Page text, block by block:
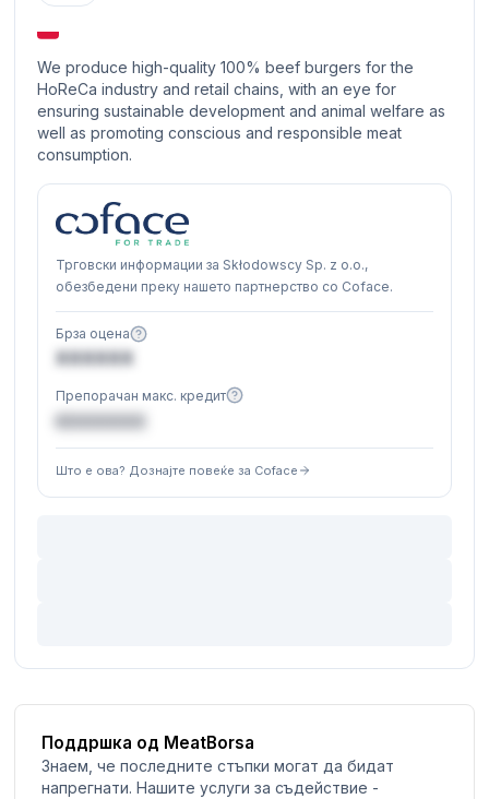
We produce high-quality 100% beef burgers for the
HoReCa industry and retail chains, with an eye for
ensuring sustainable development and animal welfare as
well as promoting conscious and responsible meat
consumption.
Трговски информации за Skłodowscy Sp. z o.o.,
обезбедени преку нашето партнерство со Coface.
Брза оцена
XXXXXX
Препорачан макс. кредит
Што е ова? Дознајте повеќе за Coface
Поддршка од MeatBorsa
Знаем, че последните стъпки могат да бидат
напрегнати. Нашите услуги за съдействие -